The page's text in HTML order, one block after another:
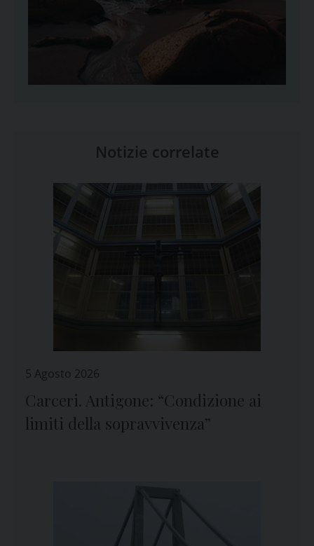
Notizie correlate
5 Agosto 2026
Carceri. Antigone: “Condizione ai
limiti della sopravvivenza”